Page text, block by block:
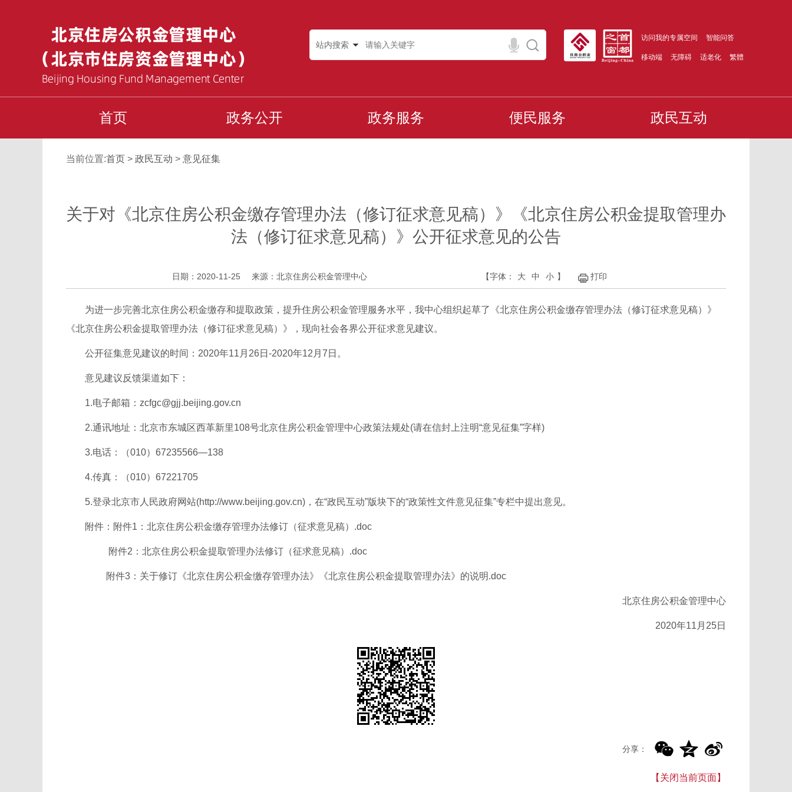
访问我的专属空间 智能问答
移动端 无障碍 适老化 繁體
站内搜索
首页 政务公开 政务服务 便民服务 政民互动
当前位置:首页 > 政民互动 > 意见征集
关于对《北京住房公积金缴存管理办法（修订征求意见稿）》《北京住房公积金提取管理办
法（修订征求意见稿）》公开征求意见的公告
日期：2020-11-25 来源：北京住房公积金管理中心 打印
【字体： 大 中 小 】
为进一步完善北京住房公积金缴存和提取政策，提升住房公积金管理服务水平，我中心组织起草了《北京住房公积金缴存管理办法（修订征求意见稿）》
《北京住房公积金提取管理办法（修订征求意见稿）》，现向社会各界公开征求意见建议。
公开征集意见建议的时间：2020年11月26日-2020年12月7日。
意见建议反馈渠道如下：
1.电子邮箱：zcfgc@gjj.beijing.gov.cn
2.通讯地址：北京市东城区西革新里108号北京住房公积金管理中心政策法规处(请在信封上注明“意见征集”字样)
3.电话：（010）67235566—138
4.传真：（010）67221705
5.登录北京市人民政府网站(http://www.beijing.gov.cn)，在“政民互动”版块下的“政策性文件意见征集”专栏中提出意见。
附件： 附件1：北京住房公积金缴存管理办法修订（征求意见稿）.doc
附件2：北京住房公积金提取管理办法修订（征求意见稿）.doc
附件3：关于修订《北京住房公积金缴存管理办法》《北京住房公积金提取管理办法》的说明.doc
北京住房公积金管理中心
2020年11月25日
分享：
【关闭当前页面】